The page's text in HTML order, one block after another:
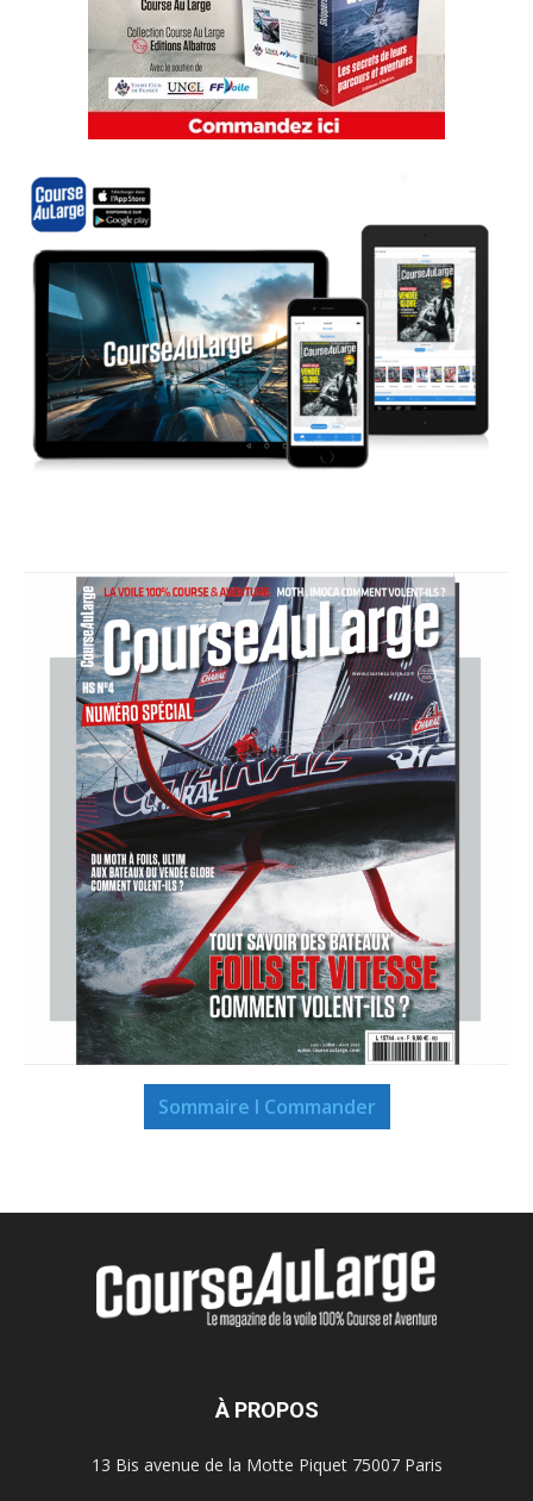
Sommaire I Commander
À PROPOS
13 Bis avenue de la Motte Piquet 75007 Paris